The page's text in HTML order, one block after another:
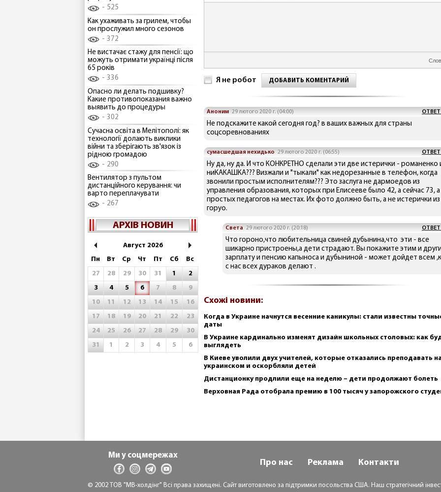
525
Как ухаживать за грилем, чтобы
он прослужил много сезонов
372
Не вистачає стажу для пенсії: що
можуть отримати українці після
65 років
336
Опасно ли делать подшивку?
Какие противопоказания важно
выявить до процедуры
302
Сучасна освіта в Мелітополі: як
технології долають виклики
війни та зберігають зв'язок із
рідною громадою
290
Вентилятор з пультом
дистанційного керування: чи
варто переплачувати
267
АРХІВ НОВИН
Август 2026
Пн
Вт Ср Чт Пт Сб
Вс
27
28 29 30 31 1
2
3
4 5 6 7 8
9
10
11 12 13 14 15
16
17
18 19 20 21 22
23
24
25 26 27 28 29
30
31
1 2 3 4 5 6
Я не робот ДОБАВИТЬ КОМЕНТАРИЙ
Аноним 29 лютого 2020 г. (04:00)
Не подскажите какой сегодня год? в ваших важных для страны
соцсоревнованиях
сумасшедшая нехидько 29 лютого 2020 г. (06:55)
Ну да, ну да. И что КОНКРЕТНО сделали эти две истерички - романенко
ниКАКАШКА??? Визжали и "тыкали" как недорезанные в телефон, когда
звонили простым исполнителям??? Это заслуга не дармоедов из
управления образования, которых при Елисееве было 42, а сейчас 73, а
простых педагогов на местах. Их фото должно быть, а не истерички из
горуо.
Света 29 лютого 2020 г. (20:18)
Что гороно,что любительница свиней дубынина,что эти - все
шикарно пристроены,а дети страдают. Вы покажите этим и
зарплату и пенсию капыноса и дубыниной - может дойдет всем
с нас всех дураков делают .
Схожі новини:
Когда в Украине начнутся весенние каникулы: стали известны
даты
В Украине кардинально изменят дизайн школьных столовых: как
выглядеть
В Киеве уволили двух учителей, которые отказались преподавать
украинском и оскорбляли детей
Дистанционку продлили еще на неделю – дети продолжают болеть
Верховная Рада отобрала премию в 100 тысяч у запорожского
Про нас Реклама Контакти
Ми у соцмережах
© 2002 ТОВ "МВ-холдінг" Всі права захищені. Сайт виготовлено за підтримки посольства США. Наш стратегічний